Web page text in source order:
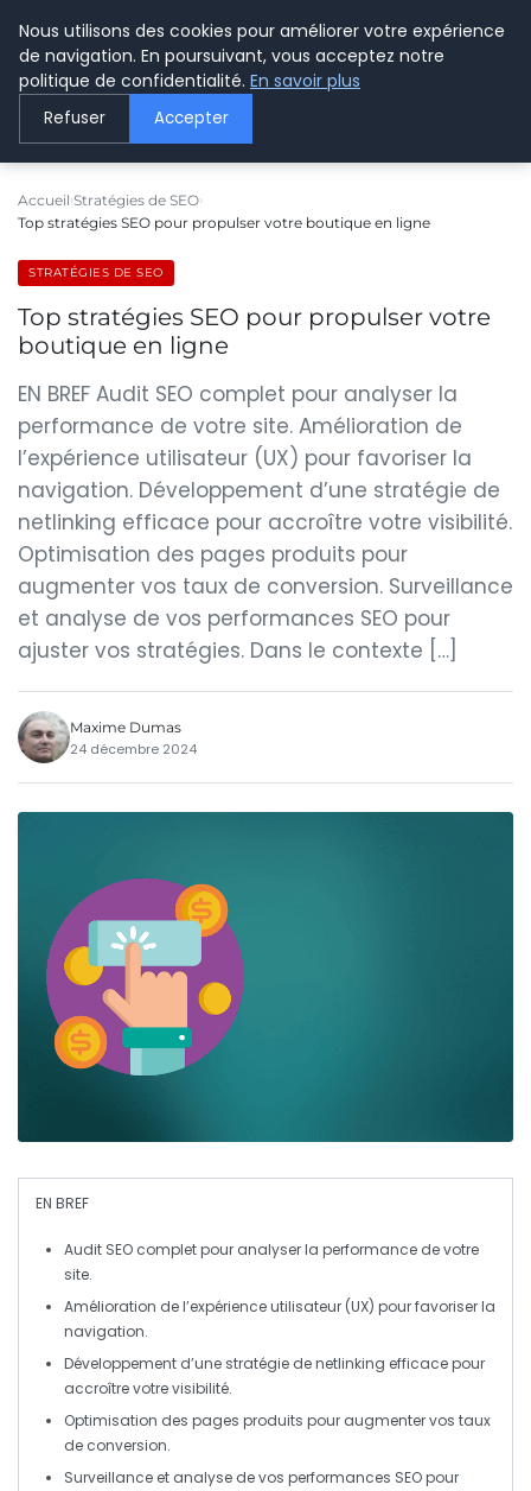
LE WEBMARKETING
Accueil Stratégies de SEO
Top stratégies SEO pour propulser votre boutique en ligne
STRATÉGIES DE SEO
Top stratégies SEO pour propulser votre
boutique en ligne
EN BREF Audit SEO complet pour analyser la
performance de votre site. Amélioration de
l’expérience utilisateur (UX) pour favoriser la
navigation. Développement d’une stratégie de
netlinking efficace pour accroître votre visibilité.
Optimisation des pages produits pour
augmenter vos taux de conversion. Surveillance
et analyse de vos performances SEO pour
ajuster vos stratégies. Dans le contexte […]
Maxime Dumas
24 décembre 2024
EN BREF
Audit SEO complet pour analyser la performance de votre
site.
Amélioration de l’expérience utilisateur (UX) pour favoriser la
navigation.
Développement d’une stratégie de netlinking efficace pour
accroître votre visibilité.
Optimisation des pages produits pour augmenter vos taux
de conversion.
Surveillance et analyse de vos performances SEO pour
Nous utilisons des cookies pour améliorer votre expérience
de navigation. En poursuivant, vous acceptez notre
politique de confidentialité. En savoir plus
Refuser Accepter